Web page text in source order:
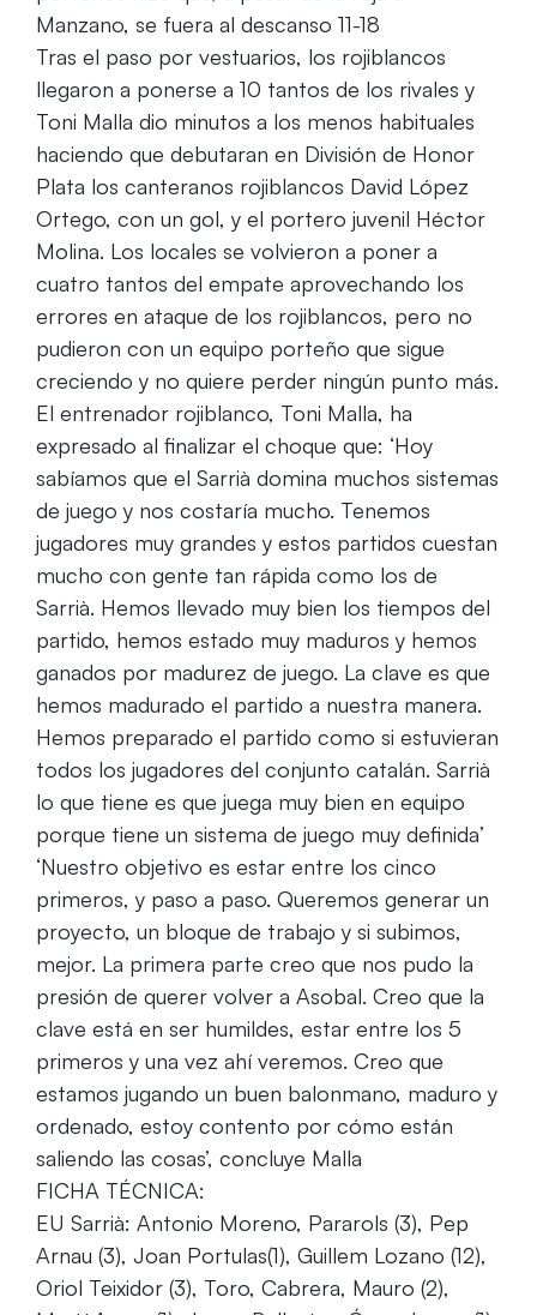
Manzano, se fuera al descanso 11-18
Tras el paso por vestuarios, los rojiblancos
llegaron a ponerse a 10 tantos de los rivales y
Toni Malla dio minutos a los menos habituales
haciendo que debutaran en División de Honor
Plata los canteranos rojiblancos David López
Ortego, con un gol, y el portero juvenil Héctor
Molina. Los locales se volvieron a poner a
cuatro tantos del empate aprovechando los
errores en ataque de los rojiblancos, pero no
pudieron con un equipo porteño que sigue
creciendo y no quiere perder ningún punto más.
El entrenador rojiblanco, Toni Malla, ha
expresado al finalizar el choque que: ‘Hoy
sabíamos que el Sarrià domina muchos sistemas
de juego y nos costaría mucho. Tenemos
jugadores muy grandes y estos partidos cuestan
mucho con gente tan rápida como los de
Sarrià. Hemos llevado muy bien los tiempos del
partido, hemos estado muy maduros y hemos
ganados por madurez de juego. La clave es que
hemos madurado el partido a nuestra manera.
Hemos preparado el partido como si estuvieran
todos los jugadores del conjunto catalán. Sarrià
lo que tiene es que juega muy bien en equipo
porque tiene un sistema de juego muy definida’
‘Nuestro objetivo es estar entre los cinco
primeros, y paso a paso. Queremos generar un
proyecto, un bloque de trabajo y si subimos,
mejor. La primera parte creo que nos pudo la
presión de querer volver a Asobal. Creo que la
clave está en ser humildes, estar entre los 5
primeros y una vez ahí veremos. Creo que
estamos jugando un buen balonmano, maduro y
ordenado, estoy contento por cómo están
saliendo las cosas’, concluye Malla
FICHA TÉCNICA:
EU Sarrià: Antonio Moreno, Pararols (3), Pep
Arnau (3), Joan Portulas(1), Guillem Lozano (12),
Oriol Teixidor (3), Toro, Cabrera, Mauro (2),